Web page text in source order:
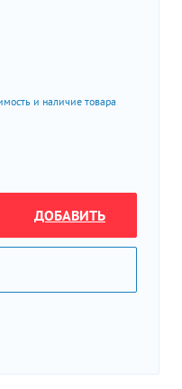
и наличие товара
ДОБАВИТЬ